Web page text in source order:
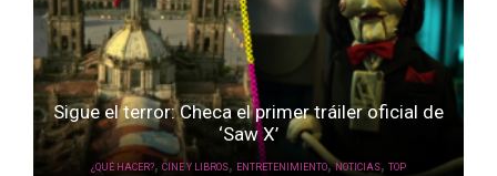
Sigue el terror: Checa el primer tráiler oficial de
‘Saw X’
¿QUÉ HACER?, CINE Y LIBROS, ENTRETENIMIENTO,NOTICIAS, TOP